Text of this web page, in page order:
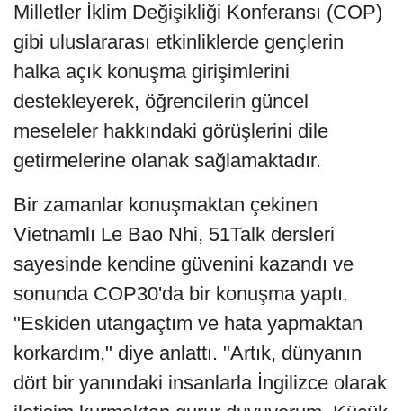
Milletler İklim Değişikliği Konferansı (COP)
gibi uluslararası etkinliklerde gençlerin
halka açık konuşma girişimlerini
destekleyerek, öğrencilerin güncel
meseleler hakkındaki görüşlerini dile
getirmelerine olanak sağlamaktadır.
Bir zamanlar konuşmaktan çekinen
Vietnamlı Le Bao Nhi, 51Talk dersleri
sayesinde kendine güvenini kazandı ve
sonunda COP30'da bir konuşma yaptı.
"Eskiden utangaçtım ve hata yapmaktan
korkardım," diye anlattı. "Artık, dünyanın
dört bir yanındaki insanlarla İngilizce olarak